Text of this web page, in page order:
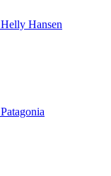
Helly Hansen
Patagonia